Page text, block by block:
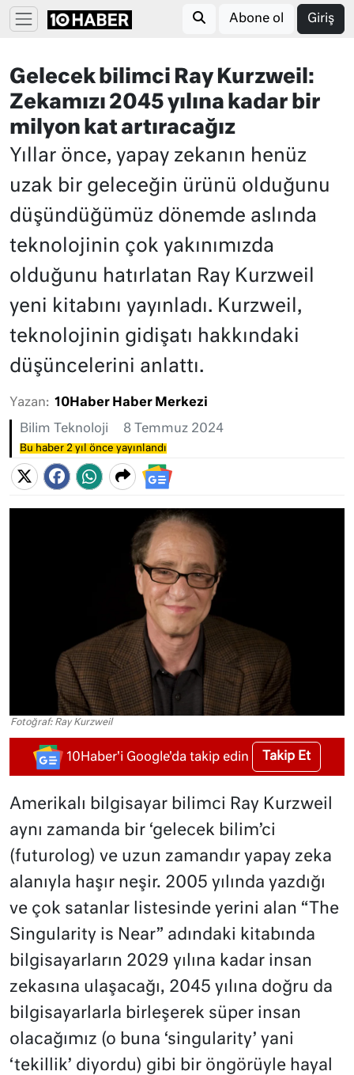
Abone ol Giriş
Gelecek bilimci Ray Kurzweil:
Zekamızı 2045 yılına kadar bir
milyon kat artıracağız
Yıllar önce, yapay zekanın henüz
uzak bir geleceğin ürünü olduğunu
düşündüğümüz dönemde aslında
teknolojinin çok yakınımızda
olduğunu hatırlatan Ray Kurzweil
yeni kitabını yayınladı. Kurzweil,
teknolojinin gidişatı hakkındaki
düşüncelerini anlattı.
Yazan: 10Haber Haber Merkezi
Bilim Teknoloji 8 Temmuz 2024
Bu haber 2 yıl önce yayınlandı
Fotoğraf: Ray Kurzweil
10Haber'i Google'da takip edin Takip Et
Amerikalı bilgisayar bilimci Ray Kurzweil
aynı zamanda bir ‘gelecek bilim’ci
(futurolog) ve uzun zamandır yapay zeka
alanıyla haşır neşir. 2005 yılında yazdığı
ve çok satanlar listesinde yerini alan “The
Singularity is Near” adındaki kitabında
bilgisayarların 2029 yılına kadar insan
zekasına ulaşacağı, 2045 yılına doğru da
bilgisayarlarla birleşerek süper insan
olacağımız (o buna ‘singularity’ yani
‘tekillik’ diyordu) gibi bir öngörüyle hayal